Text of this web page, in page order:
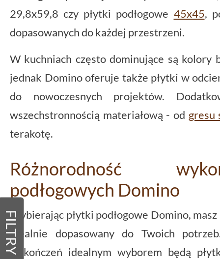
FILTRY
29,8x59,8 czy płytki podłogowe 45x45,
dopasowanych do każdej przestrzeni.
W kuchniach często dominujące są kolory
jednak Domino oferuje także płytki w
do nowoczesnych projektów.
wszechstronnością materiałową - od gresu
terakotę.
Różnorodność
podłogowych Domino
Wybierając płytki podłogowe Domino,
idealnie dopasowany do Twoich
wykończeń idealnym wyborem będą